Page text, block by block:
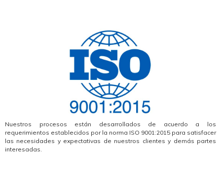
Nuestros procesos están desarrollados de acuerdo a los
requerimientos establecidos por la norma ISO 9001:2015 para satisfacer
las necesidades y expectativas de nuestros clientes y demás partes
interesadas.